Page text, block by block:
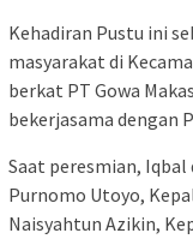
Kehadiran Pustu ini
masyarakat di
berkat PT Gowa
bekerjasama dengan
Saat peresmian,
Purnomo Utoyo,
Naisyahtun Azikin,